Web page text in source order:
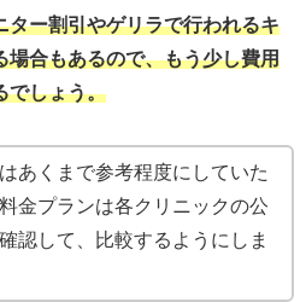
ター割引やゲリラで行われるキ
場合もあるので、もう少し費用
でしょう。
あくまで参考程度にしていた
金プランは各クリニックの公
認して、比較するようにしま